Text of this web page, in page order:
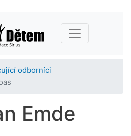
hlavnímu
obsahu
odborníci
Emde